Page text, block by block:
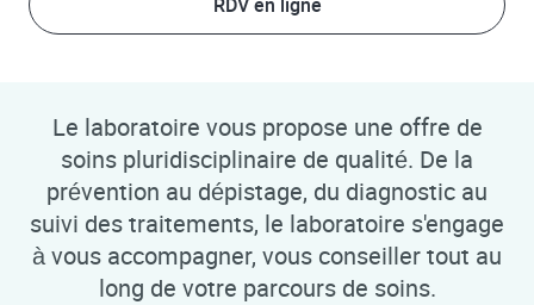
Le laboratoire vous propose une offre de
soins pluridisciplinaire de qualité. De la
prévention au dépistage, du diagnostic au
suivi des traitements, le laboratoire s'engage
à vous accompagner, vous conseiller tout au
long de votre parcours de soins.